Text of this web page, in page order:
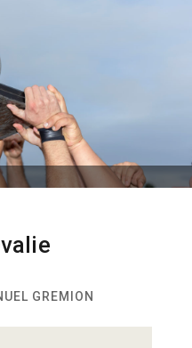
GREMION